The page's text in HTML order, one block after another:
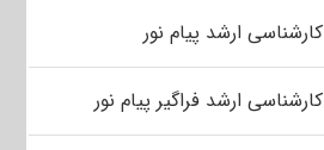
کارشناسی ارشد پیام نور
کارشناسی ارشد فراگیر پیام نور